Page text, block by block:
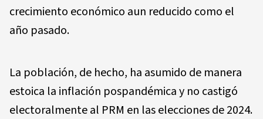
crecimiento económico aun reducido como el
año pasado.
La población, de hecho, ha asumido de manera
estoica la inflación pospandémica y no castigó
electoralmente al PRM en las elecciones de 2024.